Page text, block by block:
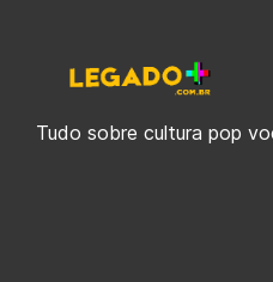
Tudo sobre cultura pop